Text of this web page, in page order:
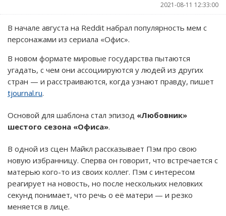
2021-08-11 12:33:00
В начале августа на Reddit набрал популярность мем с
персонажами из сериала «Офис».
В новом формате мировые государства пытаются
угадать, с чем они ассоциируются у людей из других
стран — и расстраиваются, когда узнают правду, пишет
tjournal.ru.
Основой для шаблона стал эпизод «Любовник»
шестого сезона «Офиса».
В одной из сцен Майкл рассказывает Пэм про свою
новую избранницу. Сперва он говорит, что встречается с
матерью кого-то из своих коллег. Пэм с интересом
реагирует на новость, но после нескольких неловких
секунд понимает, что речь о её матери — и резко
меняется в лице.